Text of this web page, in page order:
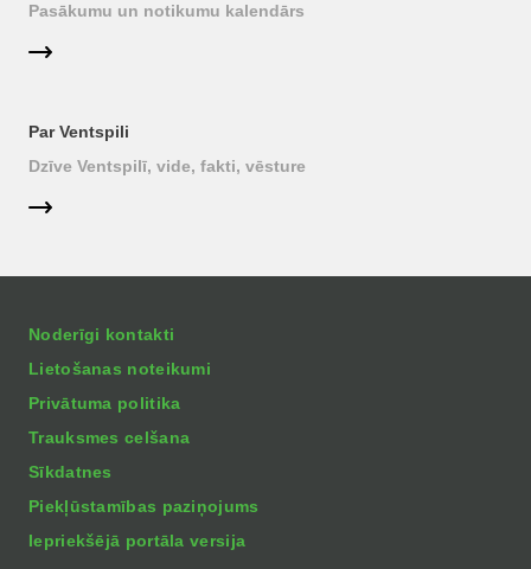
Pasākumu un notikumu kalendārs
Par Ventspili
Dzīve Ventspilī, vide, fakti, vēsture
Noderīgi kontakti
Lietošanas noteikumi
Privātuma politika
Trauksmes celšana
Sīkdatnes
Piekļūstamības paziņojums
Iepriekšējā portāla versija